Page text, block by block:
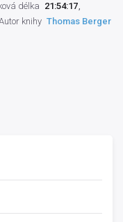
délka 21:54:17
knihy Thomas Berger